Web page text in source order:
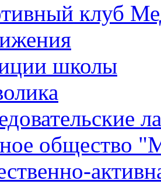
клуб
школы
общество